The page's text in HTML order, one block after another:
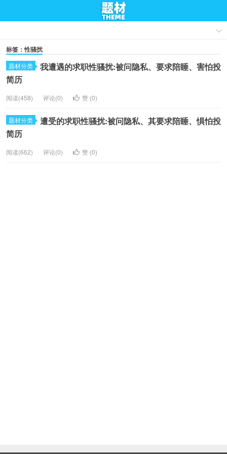
标签：性骚扰
题材分类
我遭遇的求职性骚扰:被问隐私、要求陪睡、害怕投
简历
阅读(458) 评论(0) 赞 (0)
题材分类
遭受的求职性骚扰:被问隐私、其要求陪睡、惧怕投
简历
阅读(662) 评论(0) 赞 (0)